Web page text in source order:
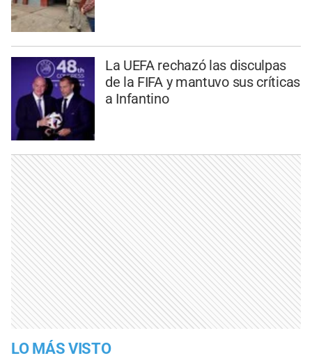
La UEFA rechazó las disculpas
de la FIFA y mantuvo sus críticas
a Infantino
LO MÁS VISTO